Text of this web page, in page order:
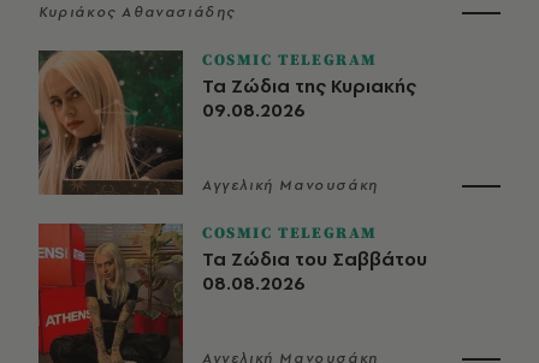
Κυριάκος Αθανασιάδης
COSMIC TELEGRAM
Τα Ζώδια της Κυριακής
09.08.2026
Αγγελική Μανουσάκη
COSMIC TELEGRAM
Τα Ζώδια του Σαββάτου
08.08.2026
Αγγελική Μανουσάκη